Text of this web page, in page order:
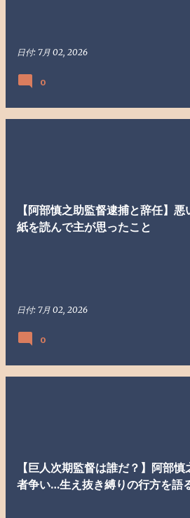
日付: 7月 02, 2026
0
【阿部慎之助監督逮捕と辞任】
紙を読んで主が思ったこと
日付: 7月 02, 2026
0
【巨人次期監督は誰だ？】阿部
者争い…生え抜き縛りの行方を語